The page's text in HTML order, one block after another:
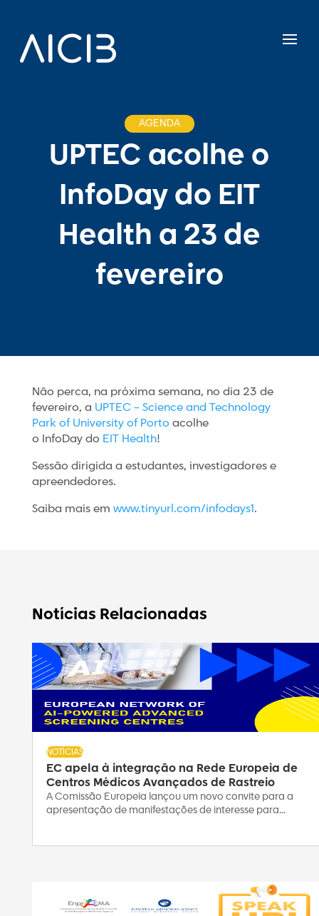
AGENDA
UPTEC acolhe o
InfoDay do EIT
Health a 23 de
fevereiro
Não perca, na próxima semana, no dia 23 de
fevereiro, a UPTEC – Science and Technology
Park of University of Porto acolhe
o InfoDay do EIT Health!
Sessão dirigida a estudantes, investigadores e
apreendedores.
Saiba mais em www.tinyurl.com/infodays1.
Notícias Relacionadas
EC apela à integração na Rede Europeia de
Centros Médicos Avançados de Rastreio
NOTÍCIAS
A Comissão Europeia lançou um novo convite para a
apresentação de manifestações de interesse para...